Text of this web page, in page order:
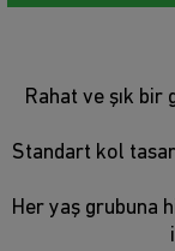
Rahat ve şık
Standart kol
Her yaş grubuna